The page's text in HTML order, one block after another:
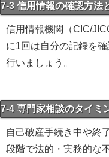
7-3 信用情報の確認方法
信用情報機関（CIC/
に1回は自分の記録を
行いましょう。
7-4 専門家相談のタイミ
自己破産手続き中や終
段階で法的・実務的な